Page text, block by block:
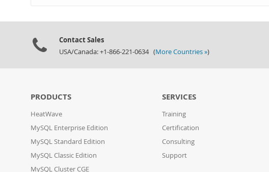
Contact Sales
USA/Canada: +1-866-221-0634 (More Countries »)
PRODUCTS
HeatWave
MySQL Enterprise Edition
MySQL Standard Edition
MySQL Classic Edition
MySQL Cluster CGE
SERVICES
Training
Certification
Consulting
Support